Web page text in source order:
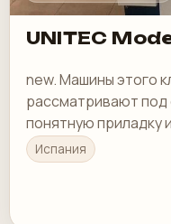
UNITEC
new. Машины этого
рассматривают под
понятную приладку
Испания